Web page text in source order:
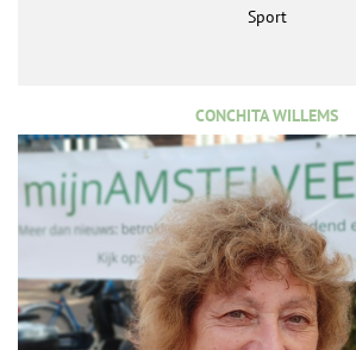
Sport
CONCHITA WILLEMS